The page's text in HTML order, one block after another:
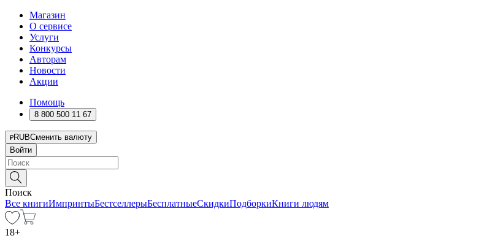
Магазин
О сервисе
Услуги
Конкурсы
Авторам
Новости
Акции
Помощь
8 800 500 11 67
RUBСменить валюту
Войти
Поиск
Все книгиИмпринтыБестселлерыБесплатныеСкидкиПодборкиКниги людям
18+